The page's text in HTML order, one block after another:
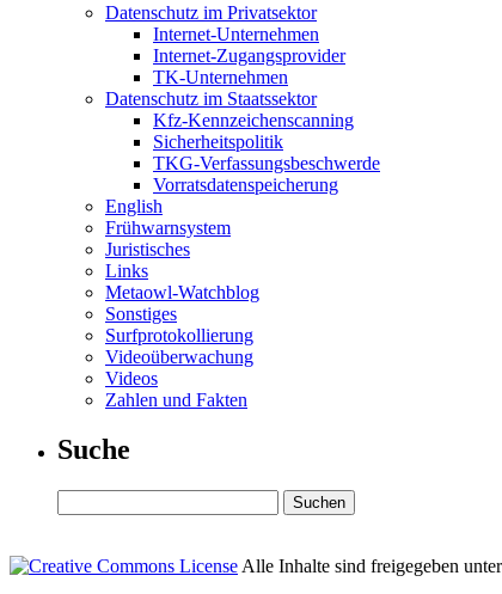
Datenschutz im Privatsektor
Internet-Unternehmen
Internet-Zugangsprovider
TK-Unternehmen
Datenschutz im Staatssektor
Kfz-Kennzeichenscanning
Sicherheitspolitik
TKG-Verfassungsbeschwerde
Vorratsdatenspeicherung
English
Frühwarnsystem
Juristisches
Links
Metaowl-Watchblog
Sonstiges
Surfprotokollierung
Videoüberwachung
Videos
Zahlen und Fakten
Suche
Alle Inhalte sind freigegeben